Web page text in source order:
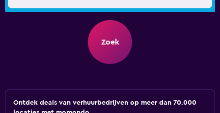
Zoek
Ontdek deals van verhuurbedrijven op meer dan 70.000